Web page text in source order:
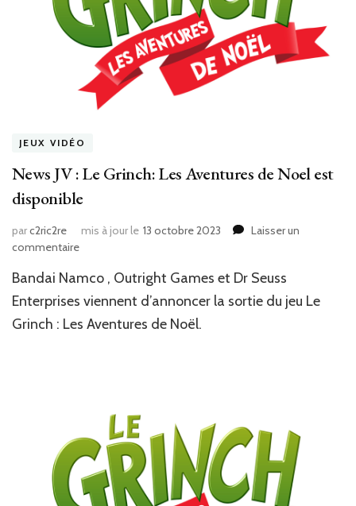
JEUX VIDÉO
News JV : Le Grinch: Les Aventures de Noel est
disponible
parc2ric2re mis à jour le 13 octobre 2023
Laisser un
commentairesur
JV
:
Grinch:
disponible
Bandai Namco , Outright Games et Dr Seuss
Enterprises viennent d’annoncer la sortie du jeu Le
Grinch : Les Aventures de Noël.